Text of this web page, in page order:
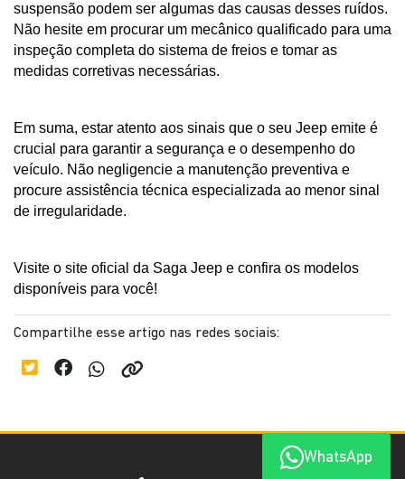
suspensão podem ser algumas das causas desses ruídos.
Não hesite em procurar um mecânico qualificado para uma
inspeção completa do sistema de freios e tomar as
medidas corretivas necessárias.
Em suma, estar atento aos sinais que o seu Jeep emite é
crucial para garantir a segurança e o desempenho do
veículo. Não negligencie a manutenção preventiva e
procure assistência técnica especializada ao menor sinal
de irregularidade.
Visite o site oficial da Saga Jeep e confira os modelos
disponíveis para você!
Compartilhe esse artigo nas redes sociais:
WhatsApp